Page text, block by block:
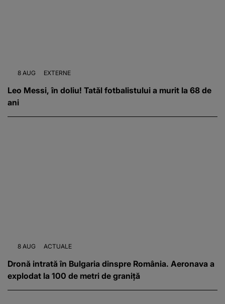
8 AUG EXTERNE
Leo Messi, în doliu! Tatăl fotbalistului a murit la 68 de
ani
8 AUG ACTUALE
Dronă intrată în Bulgaria dinspre România. Aeronava a
explodat la 100 de metri de graniță